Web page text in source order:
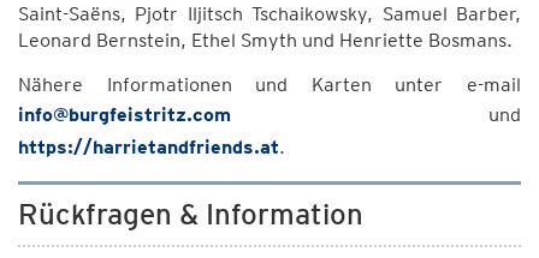
Saint-Saëns, Pjotr Iljitsch Tschaikowsky, Samuel Barber,
Leonard Bernstein, Ethel Smyth und Henriette Bosmans.
Nähere Informationen und Karten unter e-mail
info@burgfeistritz.com und
https://harrietandfriends.at.
Rückfragen & Information